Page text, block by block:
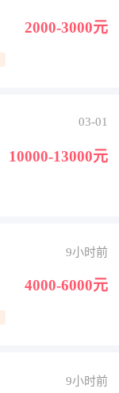
2000-3000元
03-01
10000-13000元
9小时前
4000-6000元
9小时前